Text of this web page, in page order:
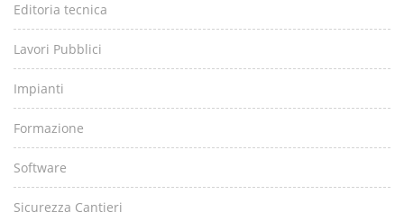
Editoria tecnica
Lavori Pubblici
Impianti
Formazione
Software
Sicurezza Cantieri